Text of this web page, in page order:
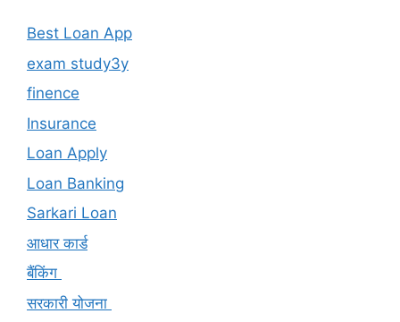
Best Loan App
exam study3y
finence
Insurance
Loan Apply
Loan Banking
Sarkari Loan
आधार कार्ड
बैंकिंग
सरकारी योजना